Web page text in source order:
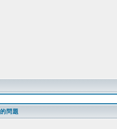
問題